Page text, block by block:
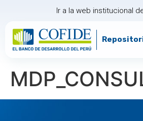
Ir a la web institucional